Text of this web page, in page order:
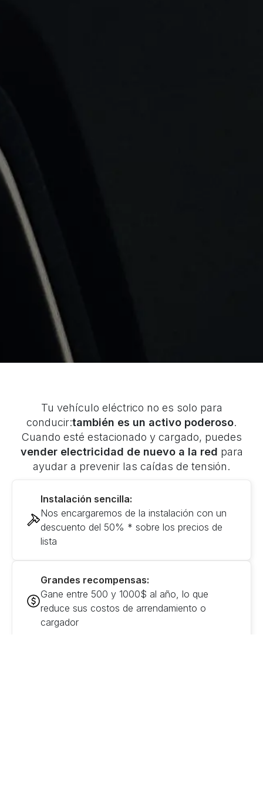
Tu vehículo eléctrico no es solo para
conducir:también es un activo poderoso.
Cuando esté estacionado y cargado, puedes
vender electricidad de nuevo a la red para
ayudar a prevenir las caídas de tensión.
Instalación sencilla:
Nos encargaremos de la instalación con un
descuento del 50% * sobre los precios de
lista
Grandes recompensas:
Gane entre 500 y 1000$ al año, lo que
reduce sus costos de arrendamiento o
cargador